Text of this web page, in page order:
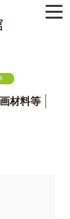
材料等